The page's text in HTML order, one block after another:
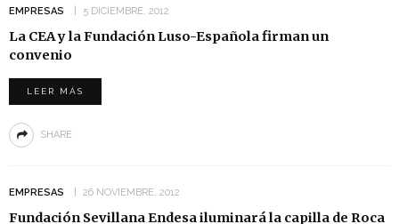
EMPRESAS 5 DICIEMBRE, 2012
La CEA y la Fundación Luso-Española firman un
convenio
LEER MÁS
SHARE
EMPRESAS 26 NOVIEMBRE, 2012
Fundación Sevillana Endesa iluminará la capilla de Roca